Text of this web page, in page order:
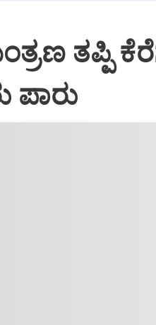
ತಪ್ಪಿ
ಪಾರು